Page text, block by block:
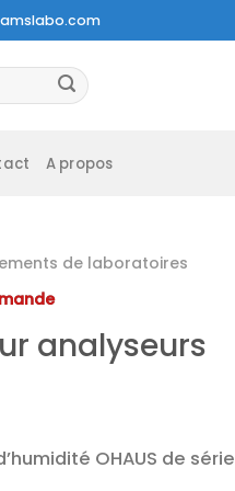
A propos
de laboratoires
analyseurs
OHAUS de série